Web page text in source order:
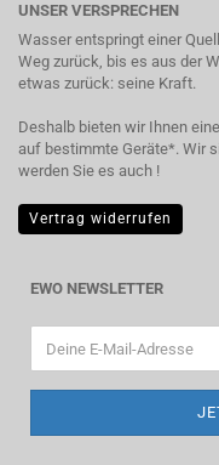
UNSER VERSPRECHEN
Wasser entspringt einer
Weg zurück, bis es aus der
etwas zurück: seine Kraft.
Deshalb bieten wir Ihnen
auf bestimmte Geräte*. Wir
werden Sie es auch !
Vertrag widerrufen
EWO NEWSLETTER